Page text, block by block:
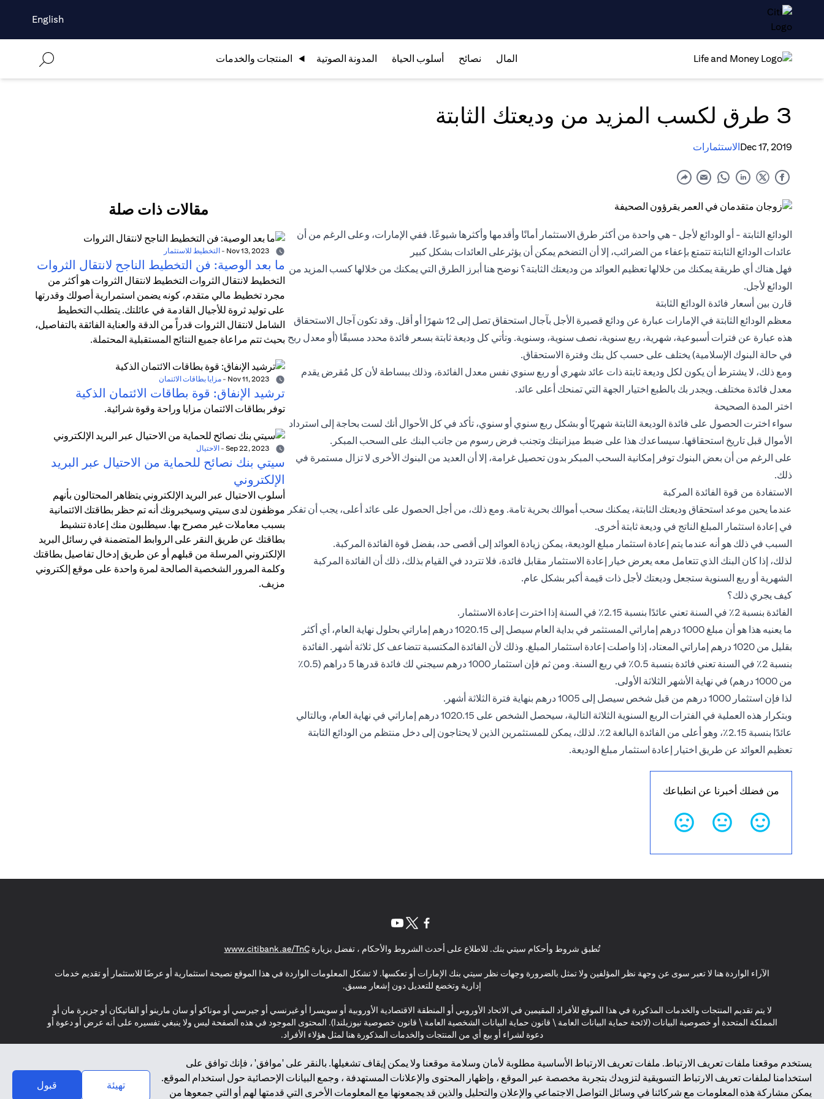
English
المال نصائح أسلوب الحياة المدونة الصوتية المنتجات والخدمات
3 طرق لكسب المزيد من وديعتك الثابتة
Dec 17, 2019الاستثمارات
الودائع الثابتة - أو الودائع لأجل - هي واحدة من أكثر طرق الاستثمار أمانًا وأقدمها وأكثرها شيوعًا. ففي الإمارات، وعلى الرغم من أن
عائدات الودائع الثابتة تتمتع بإعفاء من الضرائب، إلا أن التضخم يمكن أن يؤثرعلى العائدات بشكل كبير
فهل هناك أي طريقة يمكنك من خلالها تعظيم العوائد من وديعتك الثابتة؟ نوضح هنا أبرز الطرق التي يمكنك من خلالها كسب المزيد من
الودائع لأجل.
قارن بين أسعار فائدة الودائع الثابتة
معظم الودائع الثابتة في الإمارات عبارة عن ودائع قصيرة الأجل بآجال استحقاق تصل إلى 12 شهرًا أو أقل. وقد تكون آجال الاستحقاق
هذه عبارة عن فترات أسبوعية، شهرية، ربع سنوية، نصف سنوية، وسنوية. وتأتي كل وديعة ثابتة بسعر فائدة محدد مسبقًا (أو معدل ربح
في حالة البنوك الإسلامية) يختلف على حسب كل بنك وفترة الاستحقاق.
ومع ذلك، لا يشترط أن يكون لكل وديعة ثابتة ذات عائد شهري أو ربع سنوي نفس معدل الفائدة، وذلك ببساطة لأن كل مُقرض يقدم
معدل فائدة مختلف. ويجدر بك بالطبع اختيار الجهة التي تمنحك أعلى عائد.
اختر المدة الصحيحة
سواء اخترت الحصول على فائدة الوديعة الثابتة شهريًا أو بشكل ربع سنوي أو سنوي، تأكد في كل الأحوال أنك لست بحاجة إلى استرداد
الأموال قبل تاريخ استحقاقها. سيساعدك هذا على ضبط ميزانيتك وتجنب فرض رسوم من جانب البنك على السحب المبكر.
على الرغم من أن بعض البنوك توفر إمكانية السحب المبكر بدون تحصيل غرامة، إلا أن العديد من البنوك الأخرى لا تزال مستمرة في
ذلك.
الاستفادة من قوة الفائدة المركبة
عندما يحين موعد استحقاق وديعتك الثابتة، يمكنك سحب أموالك بحرية تامة. ومع ذلك، من أجل الحصول على عائد أعلى، يجب أن تفكر
في إعادة استثمار المبلغ الناتج في وديعة ثابتة أخرى.
السبب في ذلك هو أنه عندما يتم إعادة استثمار مبلغ الوديعة، يمكن زيادة العوائد إلى أقصى حد، بفضل قوة الفائدة المركبة.
لذلك، إذا كان البنك الذي تتعامل معه يعرض خيار إعادة الاستثمار مقابل فائدة، فلا تتردد في القيام بذلك، ذلك أن الفائدة المركبة
الشهرية أو ربع السنوية ستجعل وديعتك لأجل ذات قيمة أكبر بشكل عام.
كيف يجري ذلك؟
الفائدة بنسبة 2٪ في السنة تعني عائدًا بنسبة 2.15٪ في السنة إذا اخترت إعادة الاستثمار.
ما يعنيه هذا هو أن مبلغ 1000 درهم إماراتي المستثمر في بداية العام سيصل إلى 1020.15 درهم إماراتي بحلول نهاية العام، أي أكثر
بقليل من 1020 درهم إماراتي المعتاد، إذا واصلت إعادة استثمار المبلغ. وذلك لأن الفائدة المكتسبة تتضاعف كل ثلاثة أشهر. الفائدة
بنسبة 2٪ في السنة تعني فائدة بنسبة 0.5٪ في ربع السنة. ومن ثم فإن استثمار 1000 درهم سيجني لك فائدة قدرها 5 دراهم (0.5٪
من 1000 درهم) في نهاية الأشهر الثلاثة الأولى.
لذا فإن استثمار 1000 درهم من قبل شخص سيصل إلى 1005 درهم بنهاية فترة الثلاثة أشهر.
وبتكرار هذه العملية في الفترات الربع السنوية الثلاثة التالية، سيحصل الشخص على 1020.15 درهم إماراتي في نهاية العام، وبالتالي
عائدًا بنسبة 2.15٪، وهو أعلى من الفائدة البالغة 2٪. لذلك، يمكن للمستثمرين الذين لا يحتاجون إلى دخل منتظم من الودائع الثابتة
تعظيم العوائد عن طريق اختيار إعادة استثمار مبلغ الوديعة.
مقالات ذات صلة
- التخطيط للاستثمار
ما بعد الوصية: فن التخطيط الناجح لانتقال الثروات
التخطيط لانتقال الثروات التخطيط لانتقال الثروات هو أكثر من
مجرد تخطيط مالي متقدم، كونه يضمن استمرارية أصولك وقدرتها
على توليد ثروة للأجيال القادمة في عائلتك. يتطلب التخطيط
الشامل لانتقال الثروات قدراً من الدقة والعناية الفائقة بالتفاصيل،
بحيث تتم مراعاة جميع النتائج المستقبلية المحتملة.
- مزايا بطاقات الائتمان
ترشيد الإنفاق: قوة بطاقات الائتمان الذكية
توفر بطاقات الائتمان مزايا وراحة وقوة شرائية.
- الاحتيال
سيتي بنك نصائح للحماية من الاحتيال عبر البريد
الإلكتروني
أسلوب الاحتيال عبر البريد الإلكتروني يتظاهر المحتالون بأنهم
موظفون لدى سيتي وسيخبرونك أنه تم حظر بطاقتك الائتمانية
بسبب معاملات غير مصرح بها. سيطلبون منك إعادة تنشيط
بطاقتك عن طريق النقر على الروابط المتضمنة في رسائل البريد
الإلكتروني المرسلة من قبلهم أو عن طريق إدخال تفاصيل بطاقتك
وكلمة المرور الشخصية الصالحة لمرة واحدة على موقع إلكتروني
مزيف.
من فضلك أخبرنا عن انطباعك
يستخدم موقعنا ملفات تعريف الارتباط. ملفات تعريف الارتباط الأساسية مطلوبة لأمان وسلامة موقعنا ولا يمكن إيقاف تشغيلها. بالنقر على 'موافق' ، فإنك توافق على
استخدامنا لملفات تعريف الارتباط التسويقية لتزويدك بتجربة مخصصة عبر الموقع ، وإظهار المحتوى والإعلانات المستهدفة ، وجمع البيانات الإحصائية حول استخدام الموقع.
يمكن مشاركة هذه المعلومات مع شركائنا في وسائل التواصل الاجتماعي والإعلان والتحليل والذين قد يجمعونها مع المعلومات الأخرى التي قدمتها لهم أو التي جمعوها من
تهيئة قبول
تُطبق شروط وأحكام سيتي بنك. للاطلاع على أحدث الشروط والأحكام ، تفضل بزيارةwww.citibank.ae/TnC
opens in a new tab
الآراء الواردة هنا لا تعبر سوى عن وجهة نظر المؤلفين ولا تمثل بالضرورة وجهات نظر سيتي بنك الإمارات أو تعكسها. لا تشكل المعلومات الواردة في هذا الموقع نصيحة استثمارية أو عرضًا للاستثمار أو تقديم خدمات
إدارية وتخضع للتعديل دون إشعار مسبق.
لا يتم تقديم المنتجات والخدمات المذكورة في هذا الموقع للأفراد المقيمين في الاتحاد الأوروبي أو المنطقة الاقتصادية الأوروبية أو سويسرا أو غيرنسي أو جيرسي أو موناكو أو سان مارينو أو الفاتيكان أو جزيرة مان أو
المملكة المتحدة أو خصوصية البيانات (لائحة حماية البيانات العامة \ قانون حماية البيانات الشخصية العامة \ قانون خصوصية نيوزيلندا). المحتوى الموجود في هذه الصفحة ليس ولا ينبغي تفسيره على أنه عرض أو دعوة أو
دعوة لشراء أو بيع أي من المنتجات والخدمات المذكورة هنا لمثل هؤلاء الأفراد.
*GDPR – اللائحة العامة لحماية البيانات؛ * LGPD – Lei Geral de Proteção de Dados Pessoais ; *NZPA – قانون الخصوصية النيوزيلندي
2025 citibank.ae